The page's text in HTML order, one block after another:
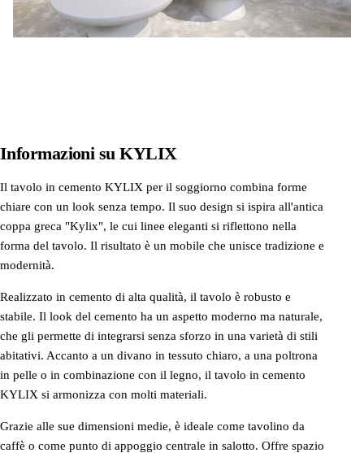
Informazioni suKYLIX
Il tavolo in cemento KYLIX per il soggiorno combina forme
chiare con un look senza tempo. Il suo design si ispira all'antica
coppa greca "Kylix", le cui linee eleganti si riflettono nella
forma del tavolo. Il risultato è un mobile che unisce tradizione e
modernità.
Realizzato in cemento di alta qualità, il tavolo è robusto e
stabile. Il look del cemento ha un aspetto moderno ma naturale,
che gli permette di integrarsi senza sforzo in una varietà di stili
abitativi. Accanto a un divano in tessuto chiaro, a una poltrona
in pelle o in combinazione con il legno, il tavolo in cemento
KYLIX si armonizza con molti materiali.
Grazie alle sue dimensioni medie, è ideale come tavolino da
caffè o come punto di appoggio centrale in salotto. Offre spazio